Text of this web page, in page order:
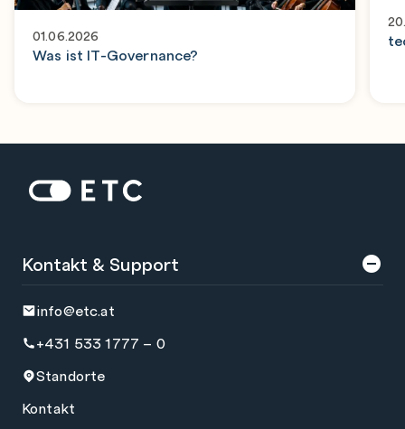
01.06.2026
Was ist IT-Governance?
Startseite: ETC
Kontakt & Support
info@etc.at
+431 533 1777 – 0
Standorte
Kontakt